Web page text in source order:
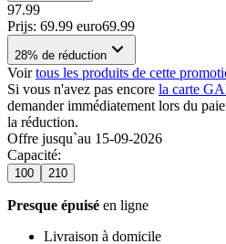
97.99
Prijs: 69.99 euro69.99
28% de réduction
Voirtous les produits de cette
Si vous n'avez pas encore la carte
demander immédiatement lors du
la réduction.
Offre jusqu`au 15-09-2026
Capacité:
100 210
Presque épuisé en ligne
Livraison à domicile